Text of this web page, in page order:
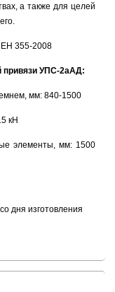
а также для целей
355-2008
привязи УПС-2аАД:
мм: 840-1500
кН
ые элементы, мм: 1500
дня изготовления